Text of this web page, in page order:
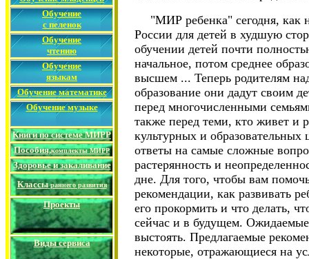
Обучение
с пеленок
Обучение
чтению
Обучение
языкам
Обучение математике
Обучение музыке
Книги по системе МИРР
Пособия,комплекты МИРР
Здоровье и закаливание
Классы раннего развития
Проекты
Виды сервиса
"МИР ребенка" сегодня, как
России для детей в худшую
обучении детей почти
начальное, потом среднее
высшем ... Теперь родителям
образование они дадут своим
перед многочисленными
также перед теми, кто живет и
культурных и
ответы на самые сложные
растерянность и
дне. Для того, чтобы вам
рекомендации, как развивать
его прокормить и что делать,
сейчас и в будущем.
выстоять. Предлагаемые
некоторые, отражающиеся на